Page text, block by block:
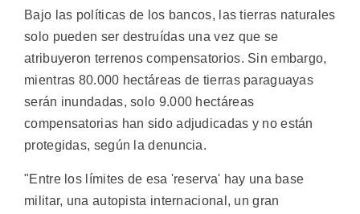
Bajo las políticas de los bancos, las tierras naturales
solo pueden ser destruídas una vez que se
atribuyeron terrenos compensatorios. Sin embargo,
mientras 80.000 hectáreas de tierras paraguayas
serán inundadas, solo 9.000 hectáreas
compensatorias han sido adjudicadas y no están
protegidas, según la denuncia.
"Entre los límites de esa 'reserva' hay una base
militar, una autopista internacional, un gran